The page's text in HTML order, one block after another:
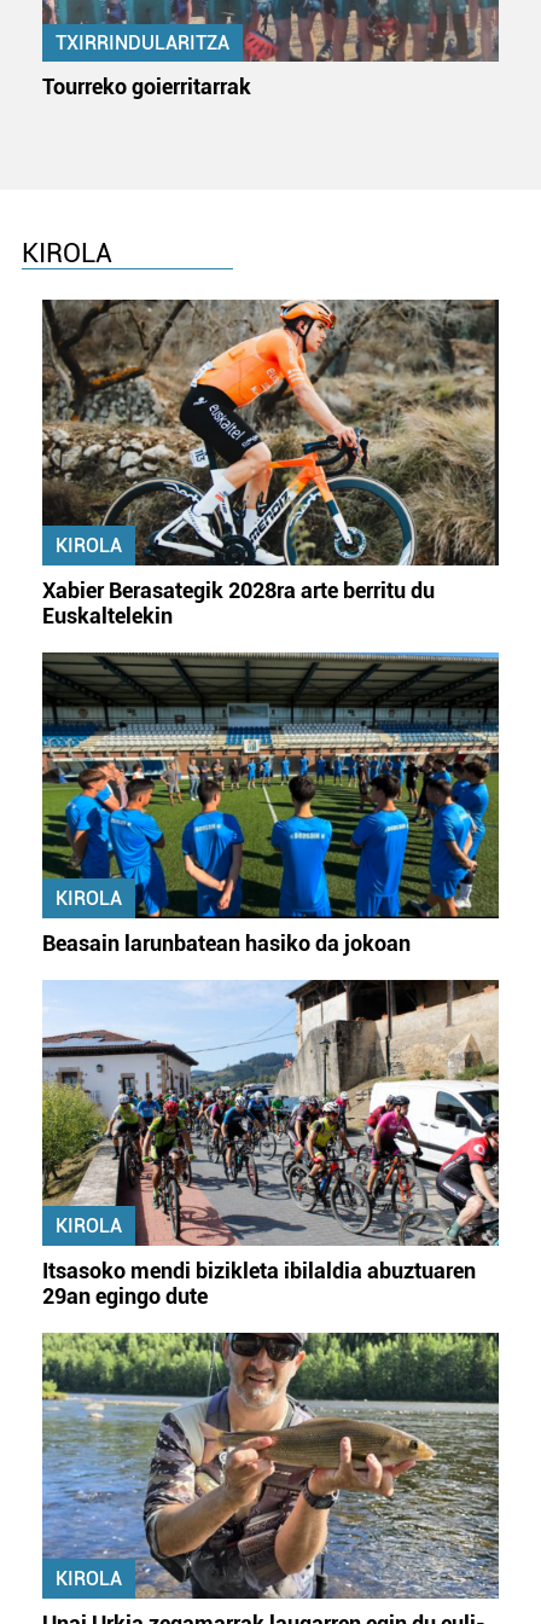
produktuak garatzeko. Zure datuak nork eta zertarako
erabiltzen dituen hauta dezakezu.
Bazkide batzuek ez dizute baimenik eskatzen, eta beren
Lortu zure datu pertsonalak prozesatzeko moduari
buruzko informazio gehiago eta ezarri zure lehentasunak
datuen atalean. Edozein unetan alda edo ken dezakezu
zure baimena Cookieen adierazpenean.
Webgune honek cookie propioak eta hirugarrenen cookie-
fitxategiak erabiltzen ditu. Zure esperientzia eta
zerbitzuak hobetzeko asmoz, cookie teknologiaz
baliatzen gara. Ohar hau onartuz gero, teknologia hori
erabiltzeko baimen esplizitua ematen diguzu.Gehiago
irakurri
TXIRRINDULARITZA
Tourreko goierritarrak
KIROLA
KIROLA
Xabier Berasategik 2028ra arte berritu du
Euskaltelekin
KIROLA
Beasain larunbatean hasiko da jokoan
KIROLA
Itsasoko mendi bizikleta ibilaldia abuztuaren
29an egingo dute
KIROLA